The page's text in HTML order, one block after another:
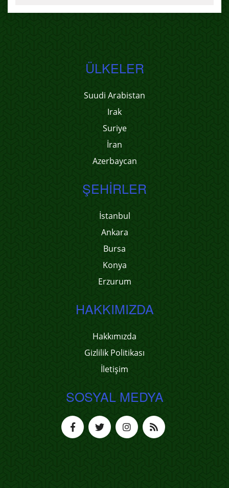
ÜLKELER
Suudi Arabistan
Irak
Suriye
İran
Azerbaycan
ŞEHIRLER
İstanbul
Ankara
Bursa
Konya
Erzurum
HAKKIMIZDA
Hakkımızda
Gizlilik Politikası
İletişim
SOSYAL MEDYA